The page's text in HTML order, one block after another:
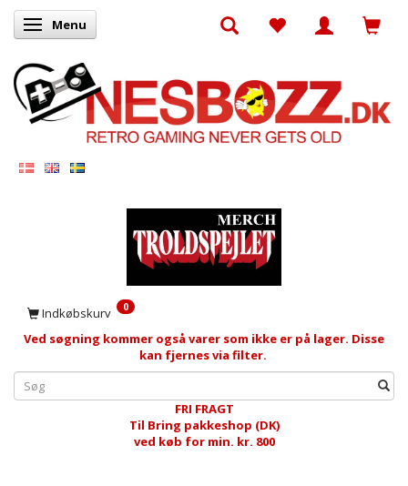
Skifte navigation
Menu
Indkøbskurv 0
Ved søgning kommer også varer som ikke er på lager. Disse
kan fjernes via filter.
FRI FRAGT
Til Bring pakkeshop (DK)
ved køb for min. kr. 800